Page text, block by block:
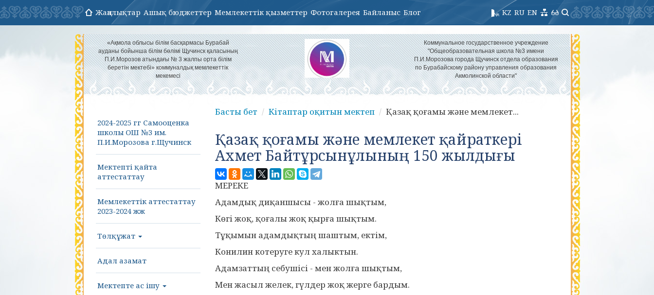
Жаңалықтар Ашық бюджеттер Мемлекеттік қызметтер Фотогалерея Байланыс Блог EN
RU
KZ
«Ақмола облысы білім басқармасы Бурабай
ауданы бойынша білім бөлімі Щучинск қаласының
П.И.Морозов атындағы № 3 жалпы орта білім
беретін мектебі» коммуналдық мемлекеттік
мекемесі
Коммунальное государственное учреждение
"Общеобразовательная школа №3 имени
П.И.Морозова города Щучинск отдела образования
по Бурабайскому району управления образования
Акмолинской области"
2024-2025 гг Самооценка
школы ОШ №3 им.
П.И.Морозова г.Щучинск
Мектепті қайта
аттестаттау
Мемлекеттік аттестаттау
2023-2024 жж
Төлқұжат
Адал азамат
Мектепте ас ішу
Басты бет Кітаптар оқитын мектеп Қазақ қоғамы және мемлекет...
Қазақ қоғамы және мемлекет қайраткері
Ахмет Байтұрсынұлының 150 жылдығы
МЕРЕКЕ
Адамдық диқаншысы - жолға шықтым,
Көгі жоқ, қоғалы жоқ қырға шықтым.
Тұқымын адамдықтың шаштым, ектім,
Конилин котеруге кул халыктын.
Адамзаттың себушісі - мен жолға шықтым,
Мен жасыл желек, гүлдер жоқ жерге бардым.